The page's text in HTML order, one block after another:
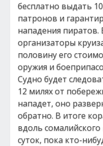
бесплатно выдать
патронов и
нападения пиратов.
организаторы
половину его
оружия и
Судно будет
12 милях от
нападет, оно
обратно. В итоге
вдоль
суток, пока кто-